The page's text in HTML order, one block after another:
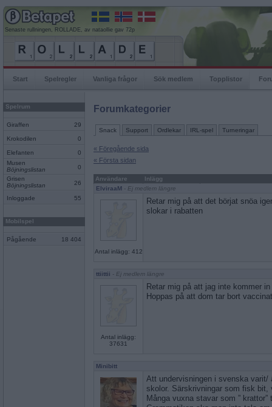
Senaste rullningen, ROLLADE, av nataollie gav 72p
Start Spelregler Vanliga frågor Sök medlem Topplistor
Spelrum
Giraffen 29
Krokodilen 0
Elefanten
0
Musen
Böjningslistan
0
Grisen
Böjningslistan
26
Inloggade 55
Mobilspel
Pågående 18 404
Forumkategorier
Snack Support Ordlekar IRL-spel Turneringar
« Föregående sida
« Första sidan
Användare
Inlägg
ElviraaM - Ej medlem längre
Antal inlägg: 412
Retar mig på att det börjat snöa
slokar i rabatten
ttiittii - Ej medlem längre
Antal inlägg:
37631
Retar mig på att jag inte kommer
Hoppas på att dom tar bort
Minibitt
Att undervisningen i svenska varit/
skolor. Särskrivningar som fisk
Många vuxna stavar som ”